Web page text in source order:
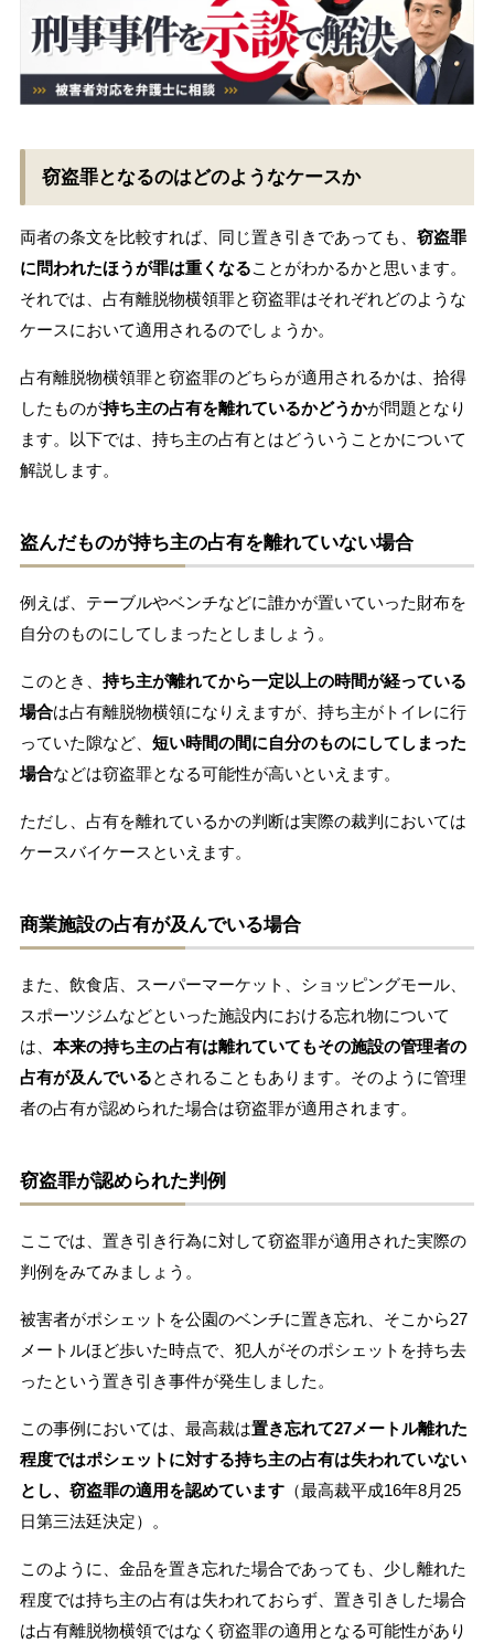
窃盗罪となるのはどのようなケースか
両者の条文を比較すれば、同じ置き引きであっても、 窃盗罪
に問われたほうが罪は重くなることがわかるかと思います。
それでは、占有離脱物横領罪と窃盗罪はそれぞれどのような
ケースにおいて適用されるのでしょうか。
占有離脱物横領罪と窃盗罪のどちらが適用されるかは、拾得
したものが持ち主の占有を離れているかどうかが問題となり
ます。以下では、持ち主の占有とはどういうことかについて
解説します。
盗んだものが持ち主の占有を離れていない場合
例えば、テーブルやベンチなどに誰かが置いていった財布を
自分のものにしてしまったとしましょう。
このとき、 持ち主が離れてから一定以上の時間が経っている
場合は占有離脱物横領になりえますが、持ち主がトイレに行
っていた隙など、 短い時間の間に自分のものにしてしまった
場合などは窃盗罪となる可能性が高いといえます。
ただし、占有を離れているかの判断は実際の裁判においては
ケースバイケースといえます。
商業施設の占有が及んでいる場合
また、飲食店、スーパーマーケット、ショッピングモール、
スポーツジムなどといった施設内における忘れ物について
は、 本来の持ち主の占有は離れていてもその施設の管理者の
占有が及んでいるとされることもあります。そのように管理
者の占有が認められた場合は窃盗罪が適用されます。
窃盗罪が認められた判例
ここでは、置き引き行為に対して窃盗罪が適用された実際の
判例をみてみましょう。
被害者がポシェットを公園のベンチに置き忘れ、そこから27
メートルほど歩いた時点で、犯人がそのポシェットを持ち去
ったという置き引き事件が発生しました。
この事例においては、最高裁は置き忘れて27メートル離れた
程度ではポシェットに対する持ち主の占有は失われていない
とし、窃盗罪の適用を認めています（最高裁平成16年8月25
日第三法廷決定）。
このように、金品を置き忘れた場合であっても、少し離れた
程度では持ち主の占有は失われておらず、置き引きした場合
は占有離脱物横領ではなく窃盗罪の適用となる可能性があり